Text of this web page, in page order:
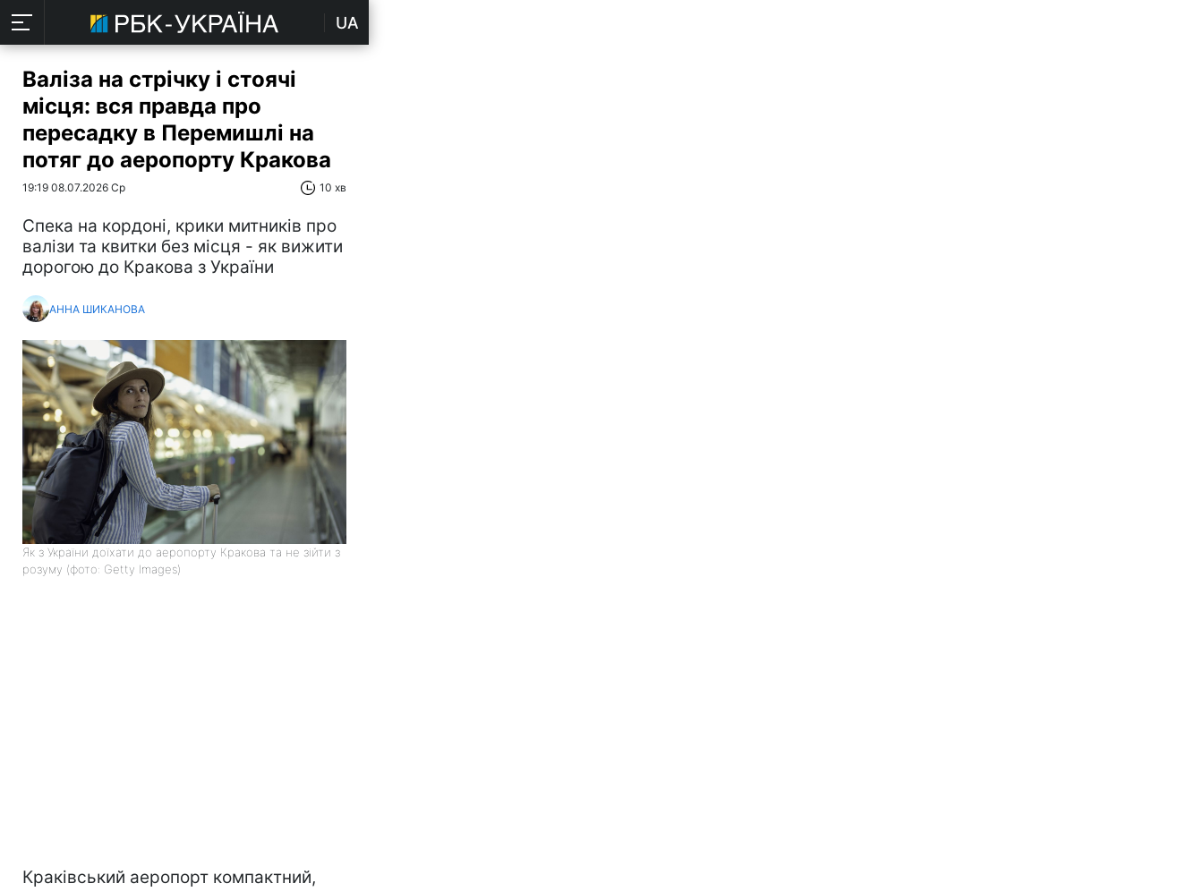
UA
Валіза на стрічку і стоячі
місця: вся правда про
пересадку в Перемишлі на
потяг до аеропорту Кракова
19:19 08.07.2026 Ср 10 хв
Спека на кордоні, крики митників про
валізи та квитки без місця - як вижити
дорогою до Кракова з України
АННА ШИКАНОВА
Як з України доїхати до аеропорту Кракова та не зійти з
розуму (фото: Getty Images)
Краківський аеропорт компактний,